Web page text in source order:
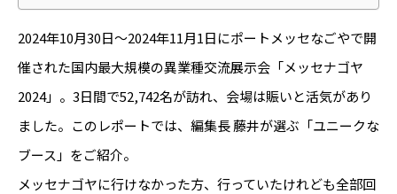
2024年10月30日～2024年11月1日にポートメッセなごやで開
催された国内最大規模の異業種交流展示会「メッセナゴヤ
2024」。3日間で52,742名が訪れ、会場は賑いと活気があり
ました。このレポートでは、編集長 藤井が選ぶ「ユニークな
ブース」をご紹介。
メッセナゴヤに行けなかった方、行っていたけれども全部回